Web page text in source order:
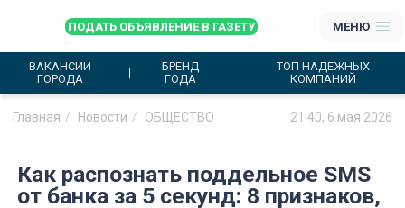
ПОДАТЬ ОБЪЯВЛЕНИЕ В ГАЗЕТУ МЕНЮ
ВАКАНСИИ
ГОРОДА
БРЕНД
ГОДА
ТОП НАДЕЖНЫХ
КОМПАНИЙ
Главная Новости ОБЩЕСТВО 21:40, 6 мая 2026
Как распознать поддельное SMS
от банка за 5 секунд: 8 признаков,